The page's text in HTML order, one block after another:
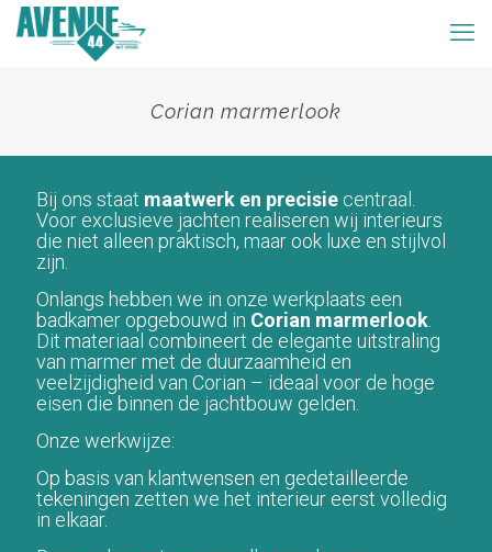
Corian marmerlook
Bij ons staat maatwerk en precisie centraal.
Voor exclusieve jachten realiseren wij interieurs
die niet alleen praktisch, maar ook luxe en stijlvol
zijn.
Onlangs hebben we in onze werkplaats een
badkamer opgebouwd in Corian marmerlook
Dit materiaal combineert de elegante uitstraling
van marmer met de duurzaamheid en
veelzijdigheid van Corian – ideaal voor de hoge
eisen die binnen de jachtbouw gelden.
Onze werkwijze:
Op basis van klantwensen en gedetailleerde
tekeningen zetten we het interieur eerst volledig
in elkaar.